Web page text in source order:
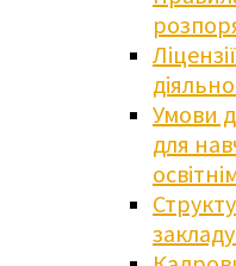
Умови
для